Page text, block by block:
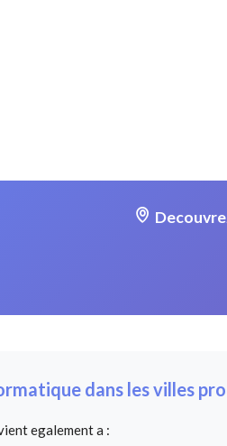
dans les villes
egalement a :